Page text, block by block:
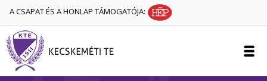
A CSAPAT ÉS A HONLAP TÁMOGATÓJA: